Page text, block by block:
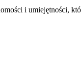
i umiejętności,